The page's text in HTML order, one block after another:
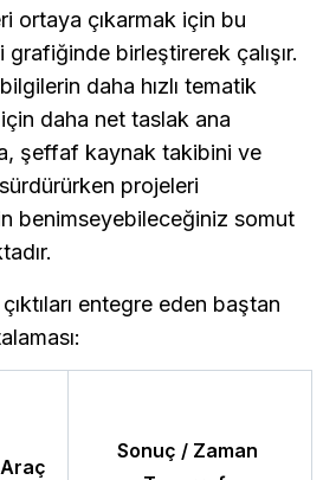
ortaya çıkarmak için bu
birleştirerek çalışır.
daha hızlı tematik
daha net taslak ana
şeffaf kaynak takibini ve
projeleri
benimseyebileceğiniz somut
entegre eden baştan
Sonuç / Zaman